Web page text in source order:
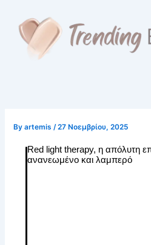
content
Byartemis/27 Νοεμβρίου, 2025
Red light therapy, η απόλυτη
ανανεωμένο και λαμπερό